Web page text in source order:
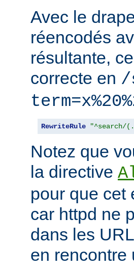
Avec le
réencodés
résultante,
correcte en /
RewriteRule "^search/
Notez que
la directive
pour que cet
car httpd ne
dans les
en rencontre